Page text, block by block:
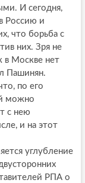
И сегодня,
Россию и
что борьба с
них. Зря не
в Москве нет
Пашинян.
по его
можно
с нею
и на этот
углубление
РПА о